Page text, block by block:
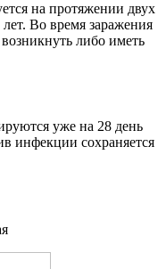
на протяжении двух
Во время заражения
либо иметь
уже на 28 день
инфекции сохраняется